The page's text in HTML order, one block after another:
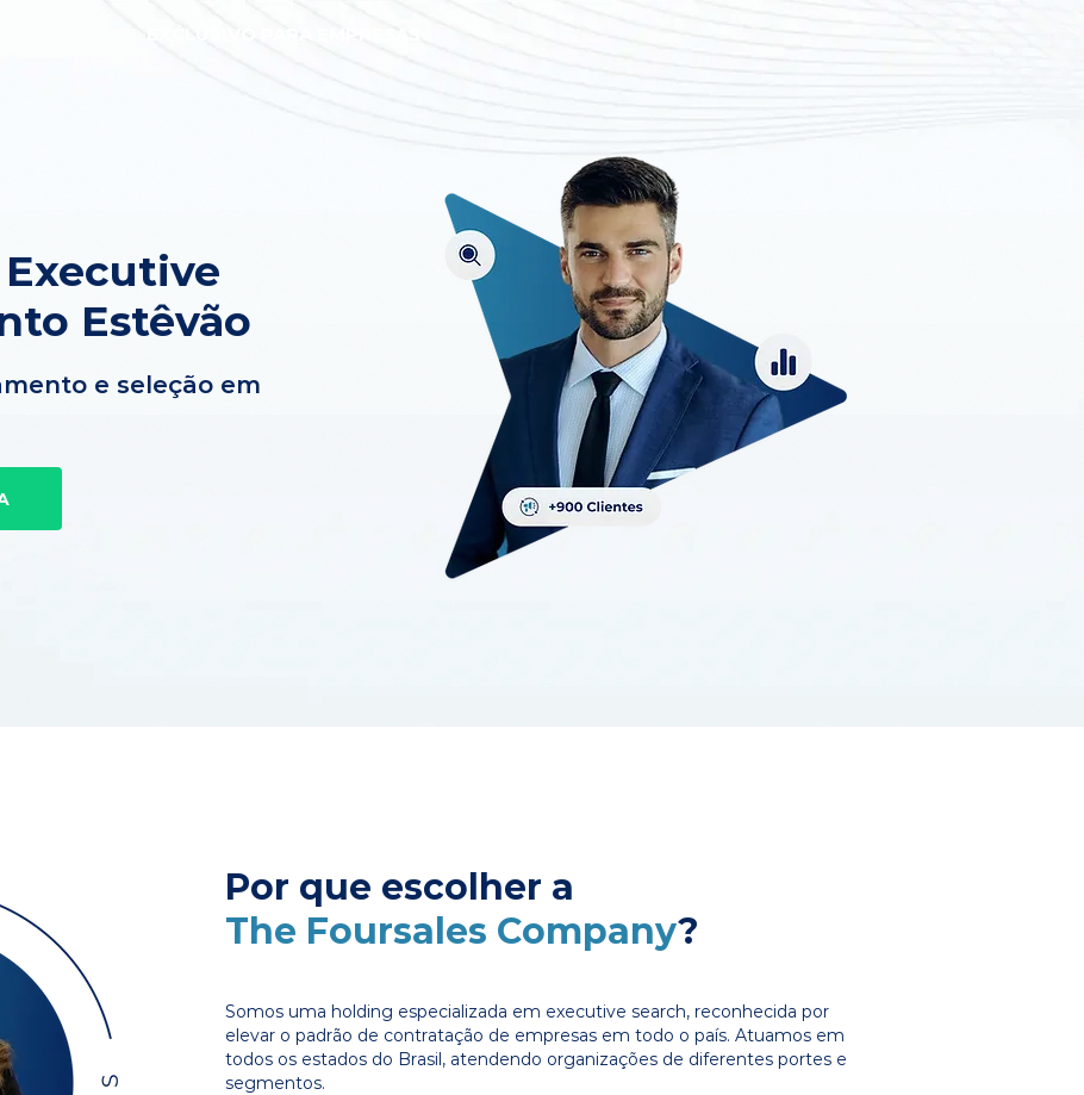
Estêvão
e seleção em
Por que escolher a
The Foursales Company?
Somos uma holding especializada em executive search, reconhecida por
elevar o padrão de contratação de empresas em todo o país. Atuamos em
todos os estados do Brasil, atendendo organizações de diferentes portes e
segmentos.